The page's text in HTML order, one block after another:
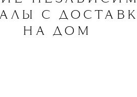
С
НА ДОМ